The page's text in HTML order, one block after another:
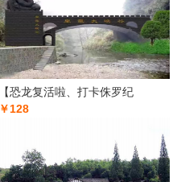
【恐龙复活啦、打卡侏罗纪
￥128